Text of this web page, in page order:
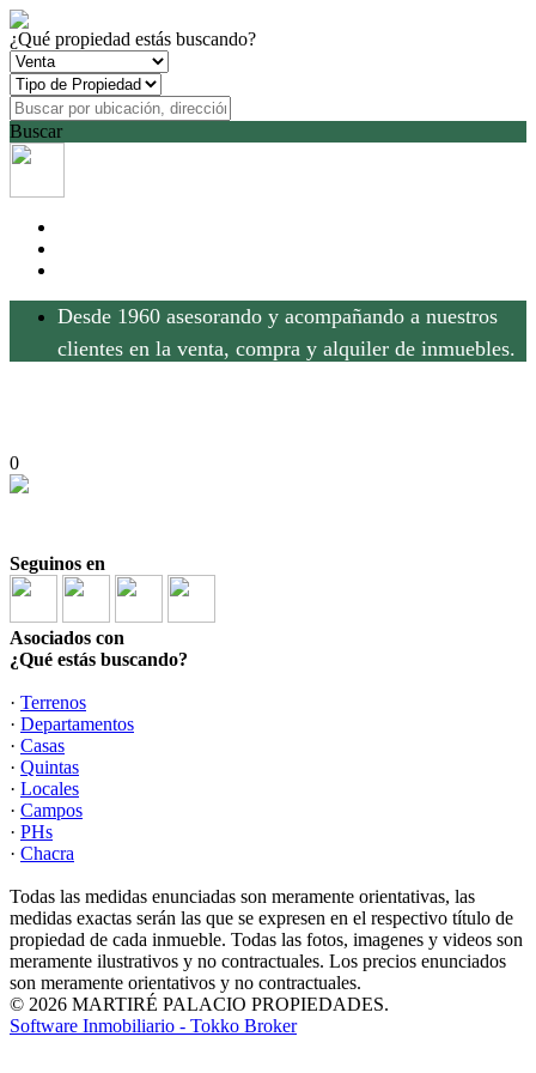
¿Qué propiedad estás buscando?
Buscar
Desde 1960 asesorando y acompañando a nuestros
clientes en la venta, compra y alquiler de inmuebles.
0
Seguinos en
Asociados con
¿Qué estás buscando?
· Terrenos
· Departamentos
· Casas
· Quintas
· Locales
· Campos
· PHs
· Chacra
Todas las medidas enunciadas son meramente orientativas, las
medidas exactas serán las que se expresen en el respectivo título de
propiedad de cada inmueble. Todas las fotos, imagenes y videos son
meramente ilustrativos y no contractuales. Los precios enunciados
son meramente orientativos y no contractuales.
© 2026 MARTIRÉ PALACIO PROPIEDADES.
Software Inmobiliario - Tokko Broker